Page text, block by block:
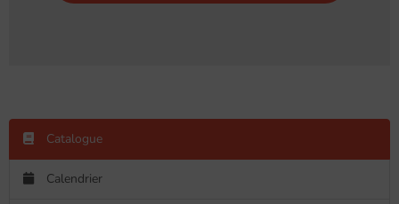
Catalogue
Calendrier